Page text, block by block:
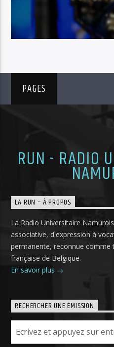
PAGES
RUN - RADIO
LA RUN – À PROPOS
La Radio Universitaire
associative, d'expression à
permanente, reconnue comme
française de Belgique.
En savoir plus
RECHERCHER UNE ÉMISSION